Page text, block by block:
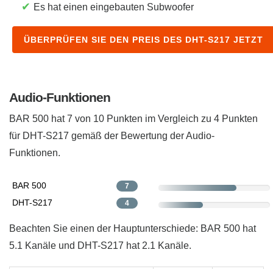
✔ Es hat einen eingebauten Subwoofer
ÜBERPRÜFEN SIE DEN PREIS DES DHT-S217 JETZT
Audio-Funktionen
BAR 500 hat 7 von 10 Punkten im Vergleich zu 4 Punkten
für DHT-S217 ​gemäß der Bewertung der Audio-
Funktionen.
BAR 500 7
DHT-S217 4
Beachten Sie einen der Hauptunterschiede: BAR 500 hat
5.1 Kanäle und DHT-S217 hat 2.1 Kanäle.